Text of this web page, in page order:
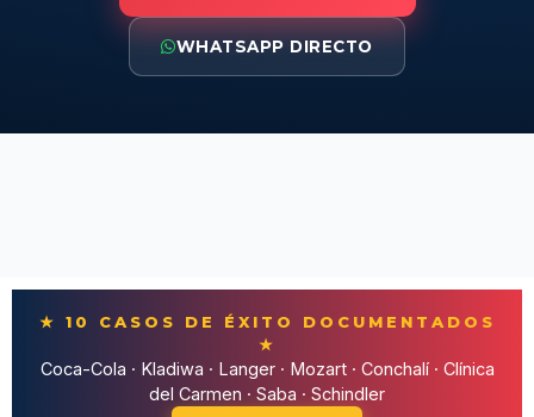
WHATSAPP DIRECTO
★ 10 CASOS DE ÉXITO DOCUMENTADOS
★
Coca-Cola · Kladiwa · Langer · Mozart · Conchalí · Clínica
del Carmen · Saba · Schindler